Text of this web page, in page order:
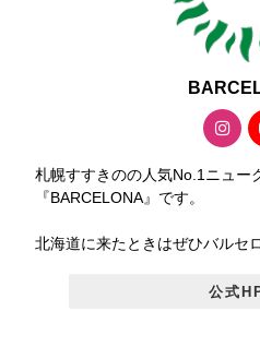
札幌すすきのの人気No.1ニュー
『BARCELONA』です。
北海道に来たときはぜひバルセ
公式